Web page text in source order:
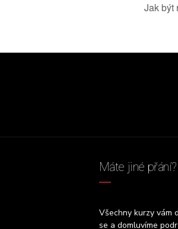
Jak být
Máte jiné přání?
Všechny kurzy vám
se a domluvíme